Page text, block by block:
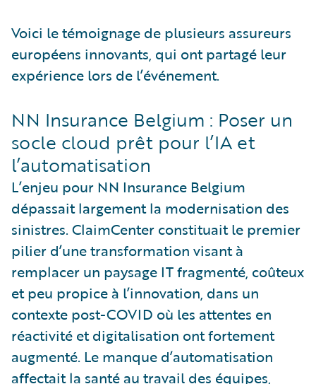
Voici le témoignage de plusieurs assureurs
européens innovants, qui ont partagé leur
expérience lors de l’événement.
NN Insurance Belgium : Poser un
socle cloud prêt pour l’IA et
l’automatisation
L’enjeu pour NN Insurance Belgium
dépassait largement la modernisation des
sinistres. ClaimCenter constituait le premier
pilier d’une transformation visant à
remplacer un paysage IT fragmenté, coûteux
et peu propice à l’innovation, dans un
contexte post-COVID où les attentes en
réactivité et digitalisation ont fortement
augmenté. Le manque d’automatisation
affectait la santé au travail des équipes,